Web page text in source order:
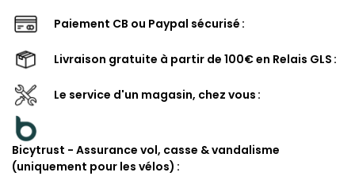
Paiement CB ou Paypal sécurisé
Livraison gratuite à partir de 100€ en Relais GLS
Le service d'un magasin, chez vous
Bicytrust - Assurance vol, casse & vandalisme
(uniquement pour les vélos)